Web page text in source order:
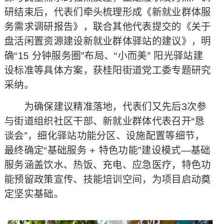
研结束后，代表们牵头梳理形成《新就业群体服
务需求调研报告》，联合其他代表提交的《关于
盘活闲置资源建设新就业群体驿站的建议》，明
确“15 分钟服务圈”布局、“小而美” 阳光驿站建
设标准等具体方案，获桂阳街道党工委专题研究
采纳。
为确保建议精准落地，代表们又先后3次参
与街道组织社区干部、新就业群体代表召开“恳
谈会”，细化驿站功能分区、设施配置等细节，
最终确定“基础服务 + 特色功能”建设模式—基础
服务涵盖饮水、热饭、充电、应急医疗，特色功
能预留政策宣传、技能培训空间，为项目启动奠
定坚实基础。